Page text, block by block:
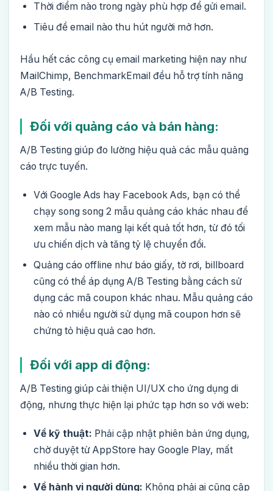
Thời điểm nào trong ngày phù hợp để gửi email.
Tiêu đề email nào thu hút người mở hơn.
Hầu hết các công cụ email marketing hiện nay như
MailChimp, BenchmarkEmail đều hỗ trợ tính năng
A/B Testing.
Đối với quảng cáo và bán hàng:
A/B Testing giúp đo lường hiệu quả các mẫu quảng
cáo trực tuyến.
Với Google Ads hay Facebook Ads, bạn có thể
chạy song song 2 mẫu quảng cáo khác nhau để
xem mẫu nào mang lại kết quả tốt hơn, từ đó tối
ưu chiến dịch và tăng tỷ lệ chuyển đổi.
Quảng cáo offline như báo giấy, tờ rơi, billboard
cũng có thể áp dụng A/B Testing bằng cách sử
dụng các mã coupon khác nhau. Mẫu quảng cáo
nào có nhiều người sử dụng mã coupon hơn sẽ
chứng tỏ hiệu quả cao hơn.
Đối với app di động:
A/B Testing giúp cải thiện UI/UX cho ứng dụng di
động, nhưng thực hiện lại phức tạp hơn so với web:
Về kỹ thuật: Phải cập nhật phiên bản ứng dụng,
chờ duyệt từ AppStore hay Google Play, mất
nhiều thời gian hơn.
Về hành vi người dùng: Không phải ai cũng cập